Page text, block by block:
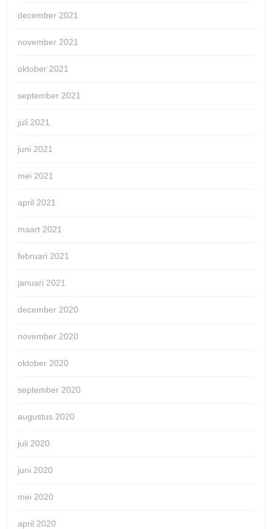
december 2021
november 2021
oktober 2021
september 2021
juli 2021
juni 2021
mei 2021
april 2021
maart 2021
februari 2021
januari 2021
december 2020
november 2020
oktober 2020
september 2020
augustus 2020
juli 2020
juni 2020
mei 2020
april 2020